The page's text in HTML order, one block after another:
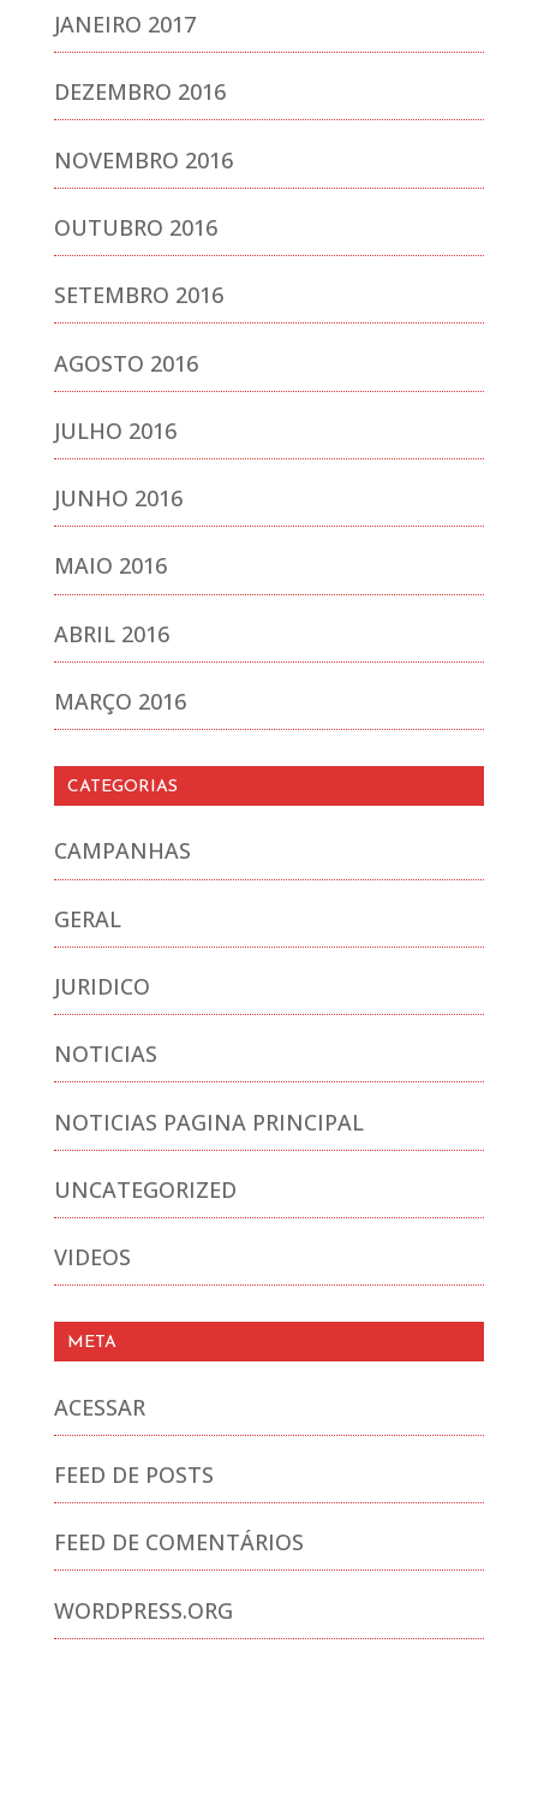
JANEIRO 2017
DEZEMBRO 2016
NOVEMBRO 2016
OUTUBRO 2016
SETEMBRO 2016
AGOSTO 2016
JULHO 2016
JUNHO 2016
MAIO 2016
ABRIL 2016
MARÇO 2016
CATEGORIAS
CAMPANHAS
GERAL
JURIDICO
NOTICIAS
NOTICIAS PAGINA PRINCIPAL
UNCATEGORIZED
VIDEOS
META
ACESSAR
FEED DE POSTS
FEED DE COMENTÁRIOS
WORDPRESS.ORG